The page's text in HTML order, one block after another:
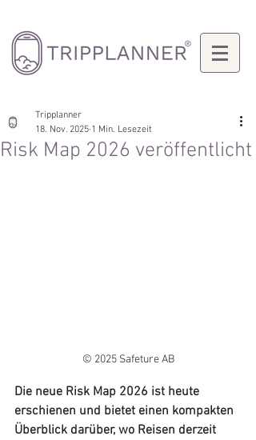
Risk Map 2026 veröffentlicht
Tripplanner
18. Nov. 2025 1 Min. Lesezeit
© 2025 Safeture AB
Die neue Risk Map 2026 ist heute
erschienen und bietet einen kompakten
Überblick darüber, wo Reisen derzeit